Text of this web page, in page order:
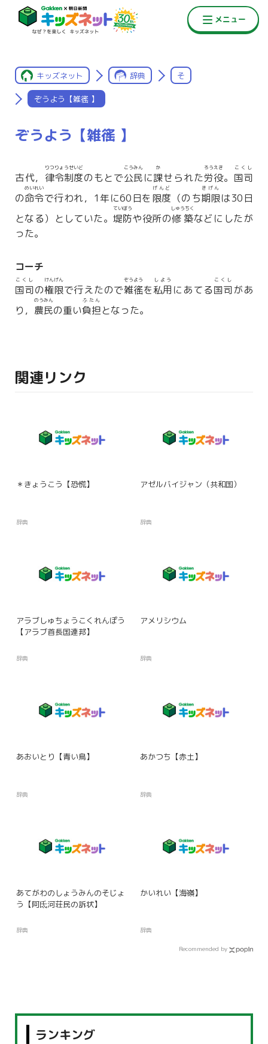
キッズネット 辞典 そ
ぞうよう【雑徭 】
ぞうよう【雑徭 】
古代， 律令制度
りつりょうせいど
のもとで公民
こうみん
に課
か
せられた労役
ろうえき
。 国司
こくし
の命令
めいれい
で行われ，1年に60日を 限度
げんど
（のち期限
きげん
は30日
となる）としていた。 堤防
ていぼう
や役所の修築
しゅうちく
などにしたが
った。
コーチ
国司
こくし
の権限
けんげん
で行えたので雑徭
ぞうよう
を私用
しよう
にあてる国司
こくし
があ
り， 農民
のうみん
の重い負担
ふたん
となった。
関連リンク
＊きょうこう【恐慌】
辞典
アゼルバイジャン（共和国）
辞典
アラブしゅちょうこくれんぽう
【アラブ首長国連邦】
辞典
アメリシウム
辞典
あおいとり【青い鳥】
辞典
あかつち【赤土】
辞典
あてがわのしょうみんのそじょ
う【阿氐河荘民の訴状】
辞典
かいれい【海嶺】
辞典
Recommended by
ランキング